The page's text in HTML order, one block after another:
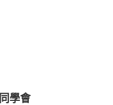
學會